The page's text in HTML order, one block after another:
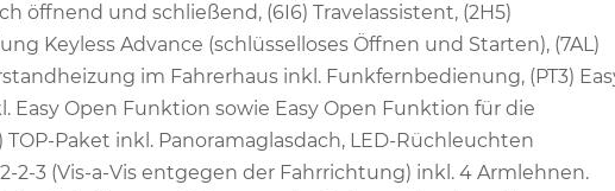
öffnend und schließend, (6I6) Travelassistent, (2H5)
Keyless Advance (schlüsselloses Öffnen und Starten), (7AL)
im Fahrerhaus inkl. Funkfernbedienung, (PT3)
Easy Open Funktion sowie Easy Open Funktion für die
TOP-Paket inkl. Panoramaglasdach, LED-Rüchleuchten
2-3 (Vis-a-Vis entgegen der Fahrrichtung) inkl. 4 Armlehnen.